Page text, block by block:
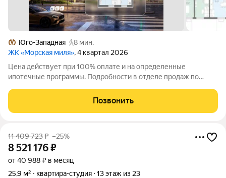
Юго-Западная
8 мин.
ЖК «Морская миля», 4 квартал 2026
Цена действует при 100% оплате и на определенные
ипотечные программы. Подробности в отделе продаж по
Общая площадь составляет 25.69 кв. м. Квартира с чистовой
отделкой. Жилой комплекс
Позвонить
11 409 723₽ –25%
8 521 176₽
от 40 988 ₽ в месяц
25,9 м²
квартира-студия 13 этаж из 23